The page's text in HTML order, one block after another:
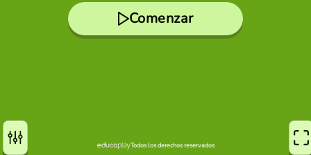
Comenzar
Todos los derechos reservados